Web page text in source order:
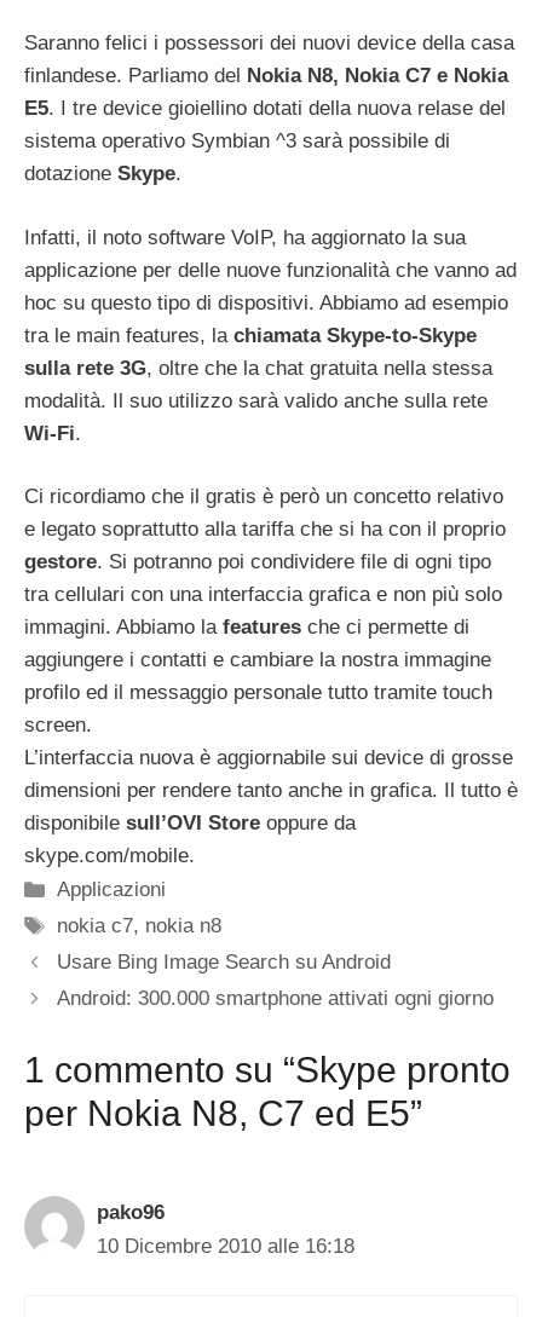
Saranno felici i possessori dei nuovi device della casa
finlandese. Parliamo del
Nokia N8, Nokia C7 e Nokia
E5. I tre device gioiellino dotati della nuova relase del
sistema operativo Symbian ^3 sarà possibile di
dotazione Skype.
Infatti, il noto software VoIP, ha aggiornato la sua
applicazione per delle nuove funzionalità che vanno ad
hoc su questo tipo di dispositivi. Abbiamo ad esempio
tra le main features, la chiamata Skype-to-Skype
sulla rete 3G, oltre che la chat gratuita nella stessa
modalità. Il suo utilizzo sarà valido anche sulla rete
Wi-Fi.
Ci ricordiamo che il gratis è però un concetto relativo
e legato soprattutto alla tariffa che si ha con il proprio
gestore. Si potranno poi condividere file di ogni tipo
tra cellulari con una interfaccia grafica e non più solo
immagini. Abbiamo la features che ci permette di
aggiungere i contatti e cambiare la nostra immagine
profilo ed il messaggio personale tutto tramite touch
screen.
L’interfaccia nuova è aggiornabile sui device di grosse
dimensioni per rendere tanto anche in grafica. Il tutto è
disponibile sull’OVI Store oppure da
skype.com/mobile.
Categorie
Applicazioni
Tag
nokia c7, nokia n8
Usare Bing Image Search su Android
Android: 300.000 smartphone attivati ogni giorno
1 commento su “Skype pronto
per Nokia N8, C7 ed E5”
pako96
10 Dicembre 2010 alle 16:18